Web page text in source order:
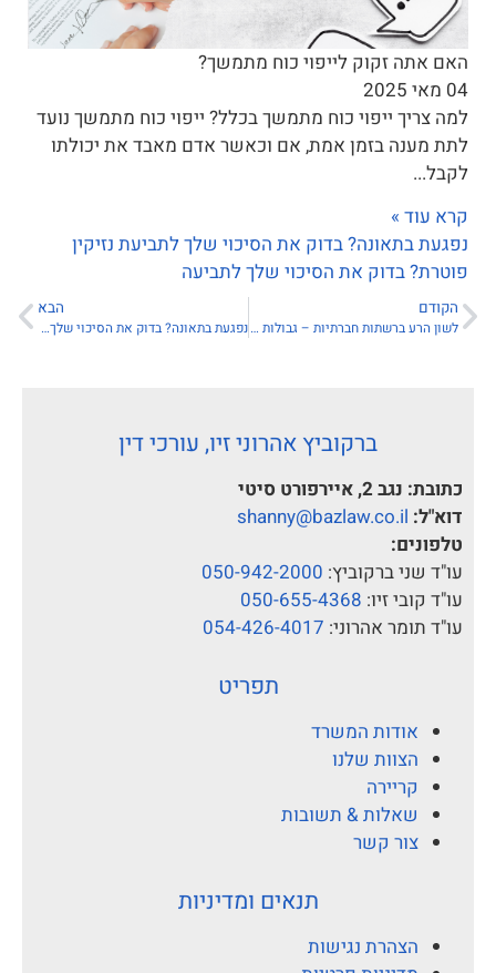
האם אתה זקוק לייפוי כוח מתמשך?
04 מאי 2025
למה צריך ייפוי כוח מתמשך בכלל? ייפוי כוח מתמשך נועד
לתת מענה בזמן אמת, אם וכאשר אדם מאבד את יכולתו
לקבל...
קרא עוד »
נפגעת בתאונה? בדוק את הסיכוי שלך לתביעת נזיקין
פוטרת? בדוק את הסיכוי שלך לתביעה
הקודם
לשון הרע ברשתות חברתיות – גבולות חופש הביטוי מול פיצויים
הבא
נפגעת בתאונה? בדוק את הסיכוי שלך לתביעת נזיקין
ברקוביץ אהרוני זיו, עורכי דין
כתובת: נגב 2, איירפורט סיטי
דוא"ל: shanny@bazlaw.co.il
טלפונים:
עו"ד שני ברקוביץ: 050-942-2000
עו"ד קובי זיו: 050-655-4368
עו"ד תומר אהרוני: 054-426-4017
תפריט
אודות המשרד
הצוות שלנו
קריירה
שאלות & תשובות
צור קשר
תנאים ומדיניות
הצהרת נגישות